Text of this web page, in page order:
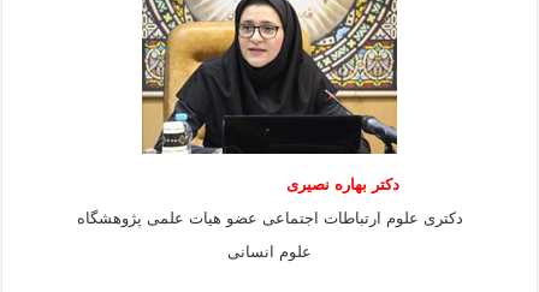
دکتر بهاره نصیری
دکتری علوم ارتباطات اجتماعی عضو هیات علمی پژوهشگاه
علوم انسانی